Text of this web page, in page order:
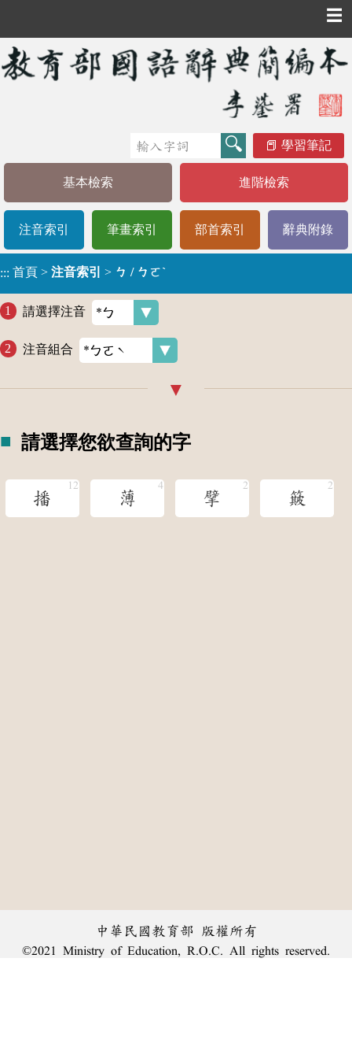
☰
學習筆記
基本檢索 進階檢索
注音索引 筆畫索引 部首索引 辭典附錄
::: 首頁 > 注音索引 > ㄅ / ㄅㄛˋ
請選擇注音
注音組合
請選擇您欲查詢的字
播 薄 擘 簸
中華民國教育部 版權所有
©2021 Ministry of Education, R.O.C. All rights reserved.